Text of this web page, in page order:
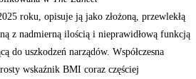
roku, opisuje ją jako złożoną, przewlekłą
z nadmierną ilością i nieprawidłową funkcją
do uszkodzeń narządów. Współczesna
wskaźnik BMI coraz częściej